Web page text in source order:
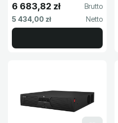
Cena brutto
6 683,82 zł
Cena netto
5 434,00 zł